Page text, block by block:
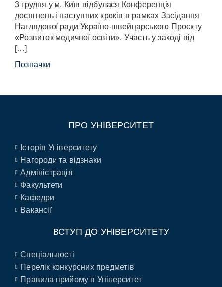
3 грудня у м. Київ відбулася Конференція
досягнень і наступних кроків в рамках Засідання
Наглядової ради Україно-швейцарського Проєкту
«Розвиток медичної освіти». Участь у заході від
[…]
Позначки
ПРО УНІВЕРСИТЕТ
Історія Університету
Нагороди та відзнаки
Адміністрація
Факультети
Кафедри
Вакансії
ВСТУП ДО УНІВЕРСИТЕТУ
Спеціальності
Перелік конкурсних предметів
Правила прийому в Університет